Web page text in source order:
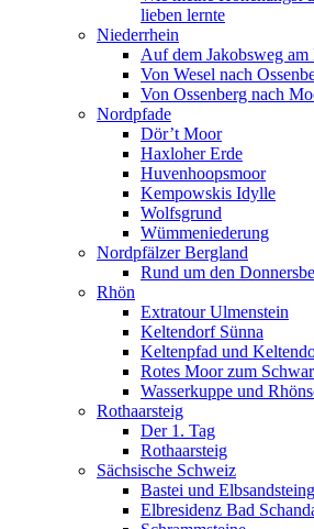
lieben lernte
Niederrhein
Auf dem Jakobsweg am
Von Wesel nach
Von Ossenberg nach
Nordpfade
Dör’t Moor
Haxloher Erde
Huvenhoopsmoor
Kempowskis Idylle
Wolfsgrund
Wümmeniederung
Nordpfälzer Bergland
Rund um den
Rhön
Extratour Ulmenstein
Keltendorf Sünna
Keltenpfad und
Rotes Moor zum
Wasserkuppe und
Rothaarsteig
Der 1. Tag
Rothaarsteig
Sächsische Schweiz
Bastei und
Elbresidenz Bad